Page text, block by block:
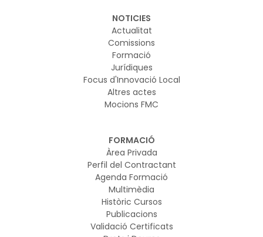
NOTICIES
Actualitat
Comissions
Formació
Jurídiques
Focus d'Innovació Local
Altres actes
Mocions FMC
FORMACIÓ
Àrea Privada
Perfil del Contractant
Agenda Formació
Multimèdia
Històric Cursos
Publicacions
Validació Certificats